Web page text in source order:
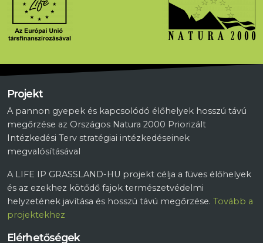
Projekt
A pannon gyepek és kapcsolódó élőhelyek hosszú távú
megőrzése az Országos Natura 2000 Priorizált
Intézkedési Terv stratégiai intézkedéseinek
megvalósításával
A LIFE IP GRASSLAND-HU projekt célja a füves élőhelyek
és az ezekhez kötődő fajok természetvédelmi
helyzetének javítása és hosszú távú megőrzése. Tovább a
projektekhez
Elérhetőségek